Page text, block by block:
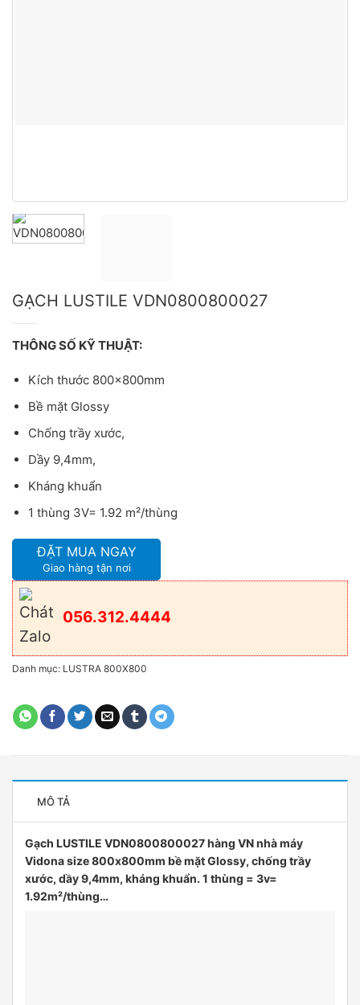
GẠCH LUSTILE VDN0800800027
THÔNG SỐ KỸ THUẬT:
Kích thước 800x800mm
Bề mặt Glossy
Chống trầy xước,
Dầy 9,4mm,
Kháng khuẩn
1 thùng 3V= 1.92 m²/thùng
ĐẶT MUA NGAY
Giao hàng tận nơi
056.312.4444
Danh mục: LUSTRA 800X800
MÔ TẢ
Gạch LUSTILE VDN0800800027 hàng VN nhà máy
Vidona size 800x800mm bề mặt Glossy, chống trầy
xước, dầy 9,4mm, kháng khuẩn. 1 thùng = 3v=
1.92m²/thùng…